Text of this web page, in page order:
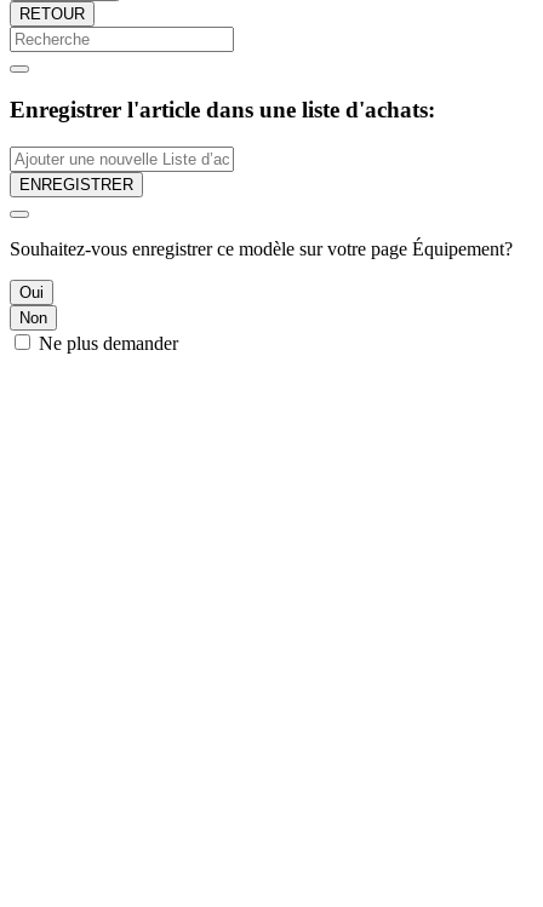
RETOUR
Enregistrer l'article dans une liste d'achats:
ENREGISTRER
Souhaitez-vous enregistrer ce modèle sur votre page Équipement?
Oui
Non
Ne plus demander